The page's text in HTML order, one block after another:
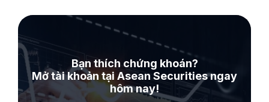
Bạn thích chứng khoán?
Mở tài khoản tại Asean Securities ngay
hôm nay!